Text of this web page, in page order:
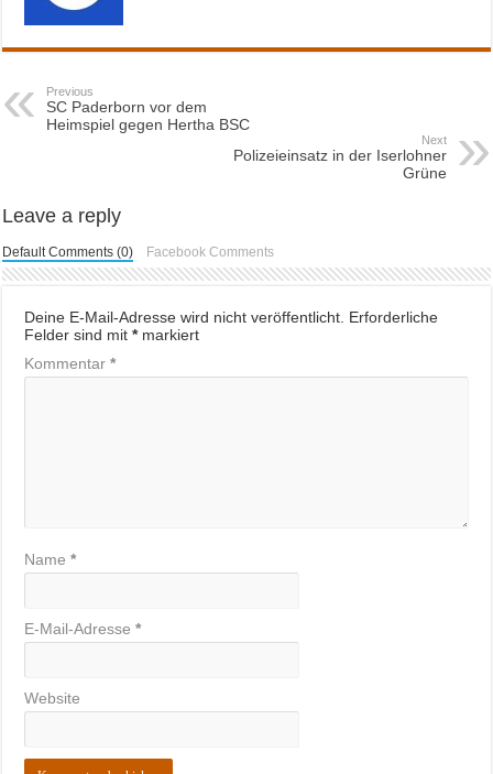
Previous
SC Paderborn vor dem
Heimspiel gegen Hertha BSC
Next
Polizeieinsatz in der Iserlohner
Grüne
Leave a reply
Default Comments (0) Facebook Comments
Deine E-Mail-Adresse wird nicht veröffentlicht. Erforderliche
Felder sind mit*markiert
Kommentar*
Name*
E-Mail-Adresse*
Website